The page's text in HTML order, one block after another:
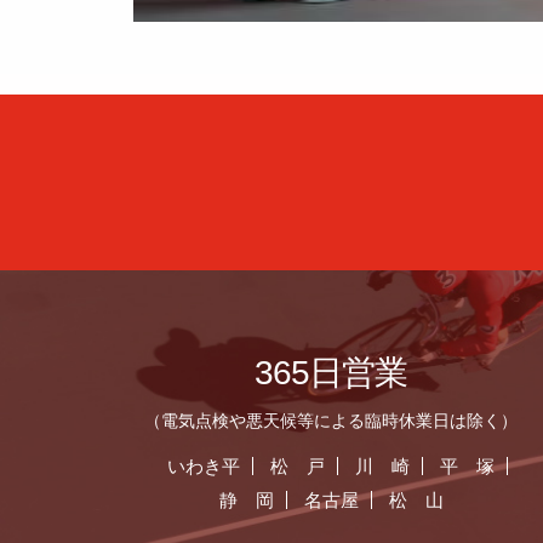
365日営業
（電気点検や悪天候等による臨時休業日は除く）
いわき平 松 戸 川 崎
平 塚
静 岡
名古屋 松 山